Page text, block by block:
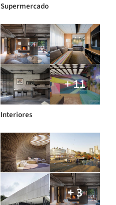
Supermercado
+ 11
Interiores
+ 3